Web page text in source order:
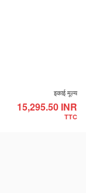
इकाई मूल्य
15,295.50 INR
TTC